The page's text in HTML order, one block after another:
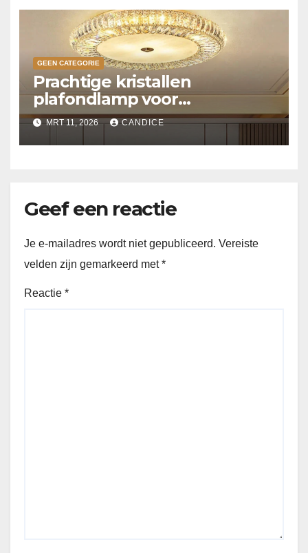
GEEN CATEGORIE
Prachtige kristallen
plafondlamp voor
slaapkamer
MRT 11, 2026 CANDICE
Geef een reactie
Je e-mailadres wordt niet gepubliceerd. Vereiste
velden zijn gemarkeerd met*
Reactie *